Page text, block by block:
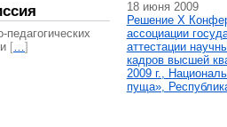
[…]
18 июня 2009
Решение X
ассоциации
аттестации
кадров высшей
2009 г.,
пуща»,